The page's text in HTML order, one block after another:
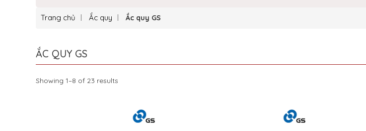
Trang chủ Ắc quy Ắc quy GS
ẮC QUY GS
Showing 1–8 of 23 results